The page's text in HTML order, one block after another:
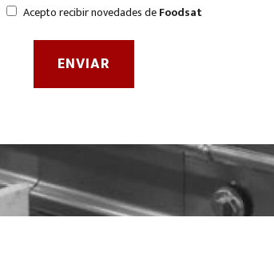
Acepto recibir novedades deFoodsat